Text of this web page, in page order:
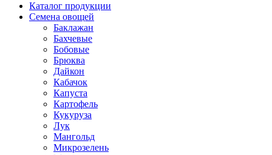
Каталог продукции
Семена овощей
Баклажан
Бахчевые
Бобовые
Брюква
Дайкон
Кабачок
Капуста
Картофель
Кукуруза
Лук
Мангольд
Микрозелень